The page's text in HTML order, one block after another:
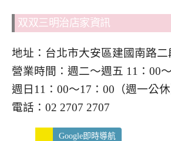
双双三明治店家資訊
地址：台北市大安區建國南路二
營業時間：週二～週五 11：00
週日11：00～17：00（週一公休
電話：02 2707 2707
Google即時導航